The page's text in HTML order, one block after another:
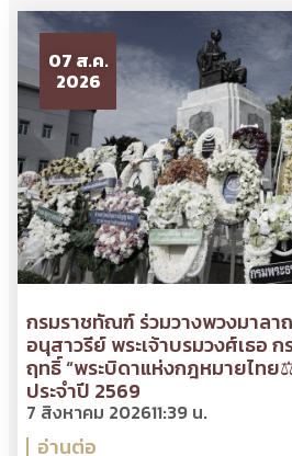
07 ส.ค.
2026
กรมราชทัณฑ์ ร่วมวางพวงมาลา
อนุสาวรีย์ พระเจ้าบรมวงศ์เธอ
ฤทธิ์ “พระบิดาแห่งกฎหมายไทย
ประจำปี 2569
7 สิงหาคม 202611:39 น.
อ่านต่อ